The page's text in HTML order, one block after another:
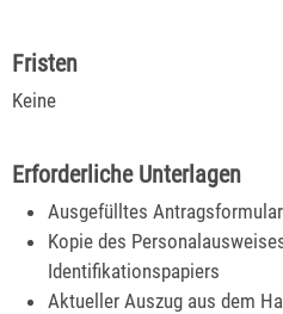
Fristen
Keine
Erforderliche Unterlagen
Ausgefülltes Antragsformular
Kopie des
Identifikationspapiers
Aktueller Auszug aus dem